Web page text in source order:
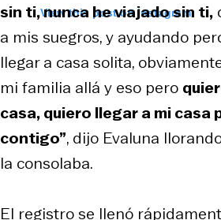
View this post on Instagram
sin ti, nunca he viajado sin ti,
a mis suegros, y ayudando
llegar a casa solita,
mi familia allá y eso pero
casa, quiero llegar a mi casa
contigo”, dijo Evaluna
la consolaba.
El registro se llenó